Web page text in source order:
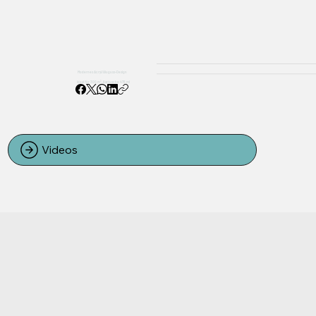
Ideal für 300 m², Kartusche 475 ml
Videos
Modernes Acryl/Aluguss-Design